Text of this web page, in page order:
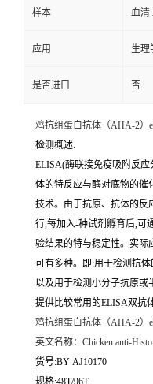
样本 血清
应用 生理
是否进口 否
鸡抗组蛋白抗体（AHA-2）
检测概述:
ELISA(酶联接免疫吸附反
体的特反应与酶对底物的催
技术。由于抗原、抗体的反
行,每加入-种试剂孵育后,可
验结果的特与稳定性。实际
可有多种。即:用于检测抗
以及用于检测小分子抗原或
提供比较常用的ELISA双抗
鸡抗组蛋白抗体（AHA-2）
英文名称： Chicken anti-
货号:BY-AJ10170